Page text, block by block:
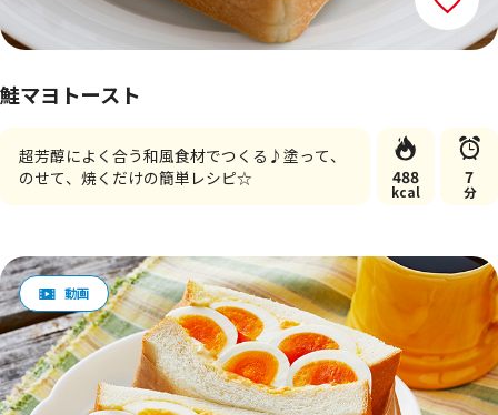
鮭マヨトースト
超芳醇によく合う和風食材でつくる♪塗って、
のせて、焼くだけの簡単レシピ☆
488
kcal
7
分